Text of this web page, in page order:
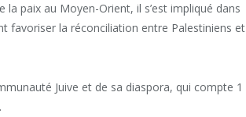
paix au Moyen-Orient, il s’est impliqué dans
favoriser la réconciliation entre Palestiniens et
Juive et de sa diaspora, qui compte 1